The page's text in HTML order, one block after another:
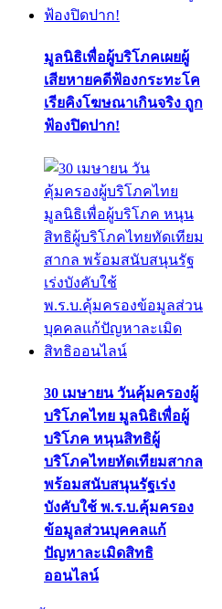
มูลนิธิเพื่อผู้บริโภคเผยผู้
เสียหายคดีฟ้องกระทะโค
เรียคิงโฆษณาเกินจริง ถูก
ฟ้องปิดปาก!
30 เมษายน วันคุ้มครองผู้
บริโภคไทย มูลนิธิเพื่อผู้
บริโภค หนุนสิทธิผู้
บริโภคไทยทัดเทียมสากล
พร้อมสนับสนุนรัฐเร่ง
บังคับใช้ พ.ร.บ.คุ้มครอง
ข้อมูลส่วนบุคคลแก้
ปัญหาละเมิดสิทธิ
ออนไลน์